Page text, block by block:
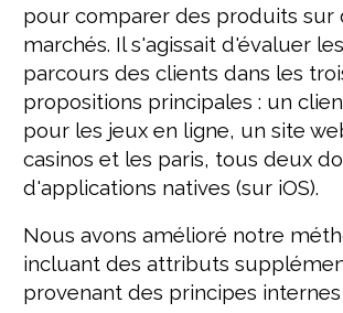
pour comparer des produits sur
marchés. Il s'agissait d'évaluer
parcours des clients dans les
propositions principales : un
pour les jeux en ligne, un site
casinos et les paris, tous deux
d'applications natives (sur iOS).
Nous avons amélioré notre
incluant des attributs
provenant des principes